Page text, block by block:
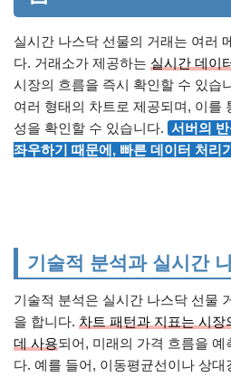
실시간 나스닥 선물의 거래는 여러
다. 거래소가 제공하는 실시간 데이
시장의 흐름을 즉시 확인할 수 있습
여러 형태의 차트로 제공되며, 이를
성을 확인할 수 있습니다. 서버의
좌우하기 때문에, 빠른 데이터 처리
기술적 분석과 실시간
기술적 분석은 실시간 나스닥 선물
을 합니다. 차트 패턴과 지표는 시
데 사용되어, 미래의 가격 흐름을 예
다. 예를 들어, 이동평균선이나 상